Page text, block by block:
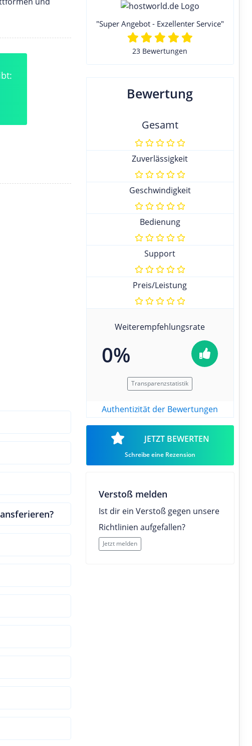
"Super Angebot - Exzellenter Service"
23 Bewertungen
Bewertung
Gesamt
Zuverlässigkeit
Geschwindigkeit
Bedienung
Support
Preis/Leistung
Weiterempfehlungsrate
0%
Transparenzstatistik
Authentizität der Bewertungen
JETZT BEWERTEN
Schreibe eine Rezension
Verstoß melden
Ist dir ein Verstoß gegen unsere
Richtlinien aufgefallen?
Jetzt melden